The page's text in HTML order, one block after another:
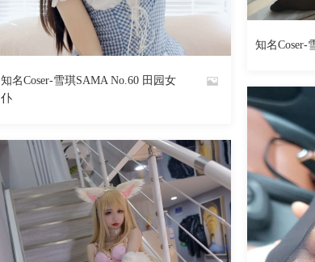
957 阅读
By
知名Coser-雪琪SAMA No.60 田园女
仆
魅丝社
知名Coser-